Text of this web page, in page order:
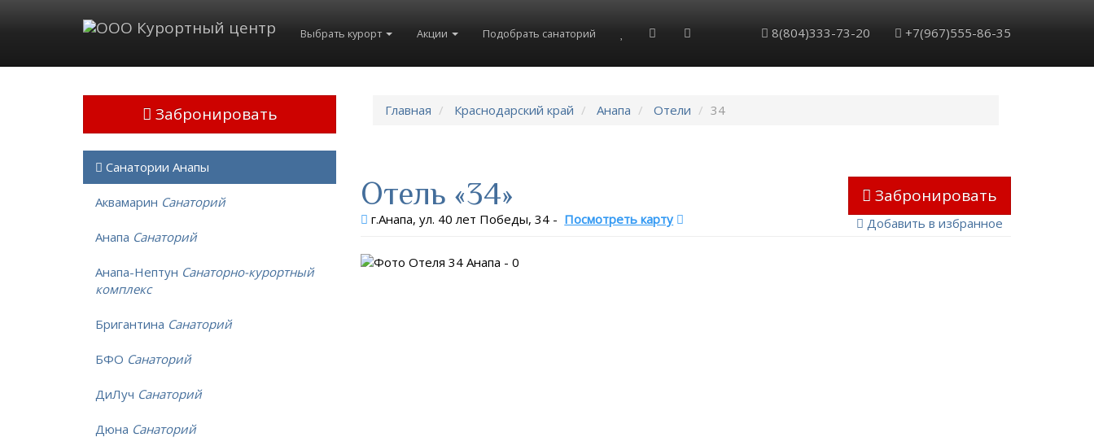
Выбрать курорт Акции Подобрать санаторий 8(804)333-73-20 +7(967)555-86-35
Главная Краснодарский край Анапа Отели 34
Забронировать
Добавить в избранное
Отель «34»
г.Анапа, ул. 40 лет Победы, 34 - Посмотреть карту
Забронировать
Санатории Анапы
Аквамарин Санаторий
Анапа Санаторий
Анапа-Нептун Санаторно-курортный
комплекс
Бригантина Санаторий
БФО Санаторий
ДиЛуч Санаторий
Дюна Санаторий